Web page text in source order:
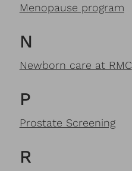
Menopause program
N
Newborn care at RMC
P
Prostate Screening
R